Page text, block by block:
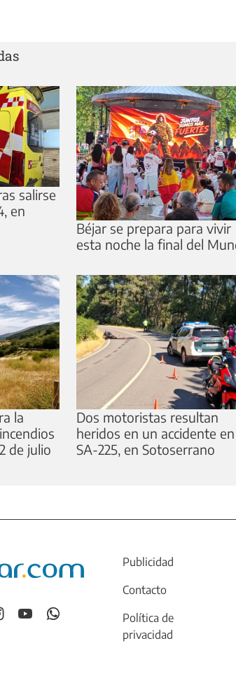
salirse
en
Béjar se prepara para vivir
esta noche la final del
la
de julio
Dos motoristas resultan
heridos en un accidente
SA-225, en Sotoserrano
Publicidad
Contacto
Política de
privacidad